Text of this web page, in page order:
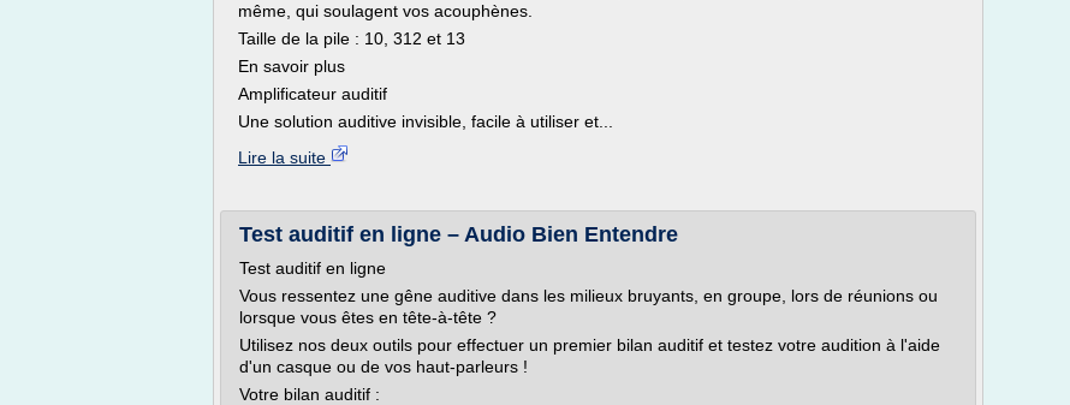
même, qui soulagent vos acouphènes.
Taille de la pile : 10, 312 et 13
En savoir plus
Amplificateur auditif
Une solution auditive invisible, facile à utiliser et...
Lire la suite
Test auditif en ligne – Audio Bien Entendre
Test auditif en ligne
Vous ressentez une gêne auditive dans les milieux bruyants, en groupe, lors de réunions ou
lorsque vous êtes en tête-à-tête ?
Utilisez nos deux outils pour effectuer un premier bilan auditif et testez votre audition à l'aide
d'un casque ou de vos haut-parleurs !
Votre bilan auditif :